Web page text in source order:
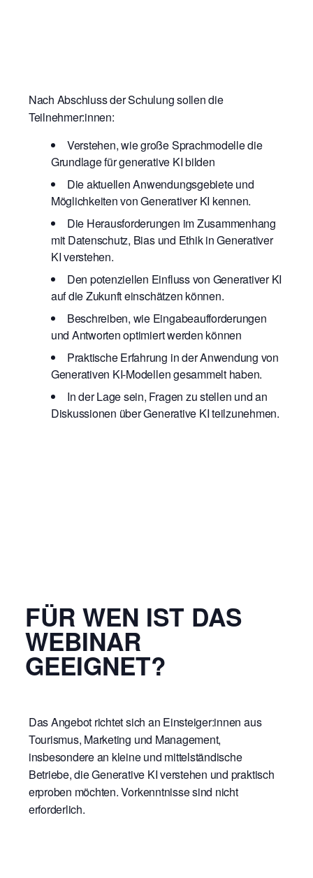
Nach Abschluss der Schulung sollen die
Teilnehmer:innen:
Verstehen, wie große Sprachmodelle die
Grundlage für generative KI bilden
Die aktuellen Anwendungsgebiete und
Möglichkeiten von Generativer KI kennen.
Die Herausforderungen im Zusammenhang
mit Datenschutz, Bias und Ethik in Generativer
KI verstehen.
Den potenziellen Einfluss von Generativer KI
auf die Zukunft einschätzen können.
Beschreiben, wie Eingabeaufforderungen
und Antworten optimiert werden können
Praktische Erfahrung in der Anwendung von
Generativen KI-Modellen gesammelt haben.
In der Lage sein, Fragen zu stellen und an
Diskussionen über Generative KI teilzunehmen.
FÜR WEN IST DAS
WEBINAR
GEEIGNET?
Das Angebot richtet sich an Einsteiger:innen aus
Tourismus, Marketing und Management,
insbesondere an kleine und mittelständische
Betriebe, die Generative KI verstehen und praktisch
erproben möchten. Vorkenntnisse sind nicht
erforderlich.